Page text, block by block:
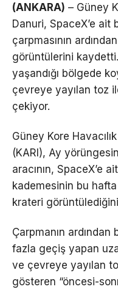
(ANKARA) – Güney
Danuri, SpaceX’e
çarpmasının
görüntülerini
yaşandığı bölgede
çevreye yayılan toz
çekiyor.
Güney Kore
(KARI), Ay
aracının, SpaceX’e
kademesinin bu
krateri görüntülediğini
Çarpmanın
fazla geçiş yapan
ve çevreye yayılan
gösteren “öncesi-